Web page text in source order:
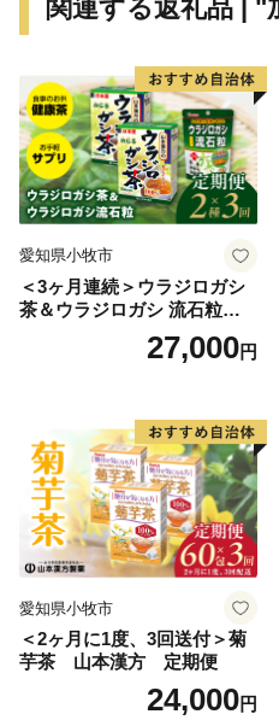
受領証明書・ワンストップ
いたします。
ワンストップ特例申請を希
同封しております。
なお、申請後に氏名や住所
ください。
【ワンストップ特例申請書
〒889-1201
浜中町ふるさと納税 ワン
※本町から送付する返信用
す。
■お礼の品について
・住民票が浜中町にある方
外です。
・お届けしたお礼の品は確
不在等の寄附者様事由によ
受けしておりません。
・ヤマト運輸様では、お礼
関連する返礼品 | "
愛知県小牧市
＜3ヶ月連続＞ウラジロガシ
茶＆ウラジロガシ 流石粒
山本漢方 定期便27,000円
愛知県小牧市
＜2ヶ月に1度、3回送付＞菊
芋茶 山本漢方 定期便
24,000円